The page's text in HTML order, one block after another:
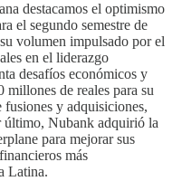
destacamos el optimismo
el segundo semestre de
volumen impulsado por el
en el liderazgo
desafíos económicos y
millones de reales para su
y adquisiciones,
último, Nubank adquirió la
para mejorar sus
más
Latina.